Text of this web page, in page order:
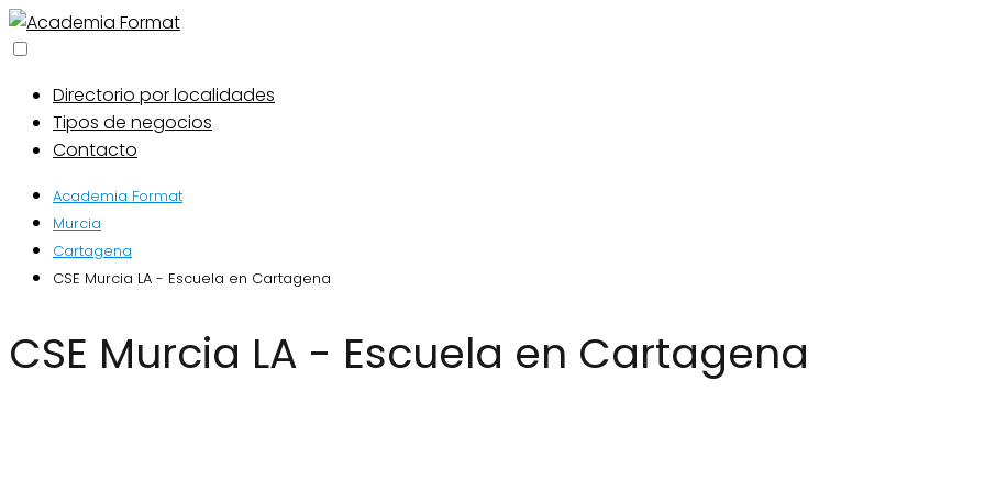
Directorio por localidades
Tipos de negocios
Contacto
Academia Format
Murcia
Cartagena
CSE Murcia LA - Escuela en Cartagena
CSE Murcia LA - Escuela en Cartagena